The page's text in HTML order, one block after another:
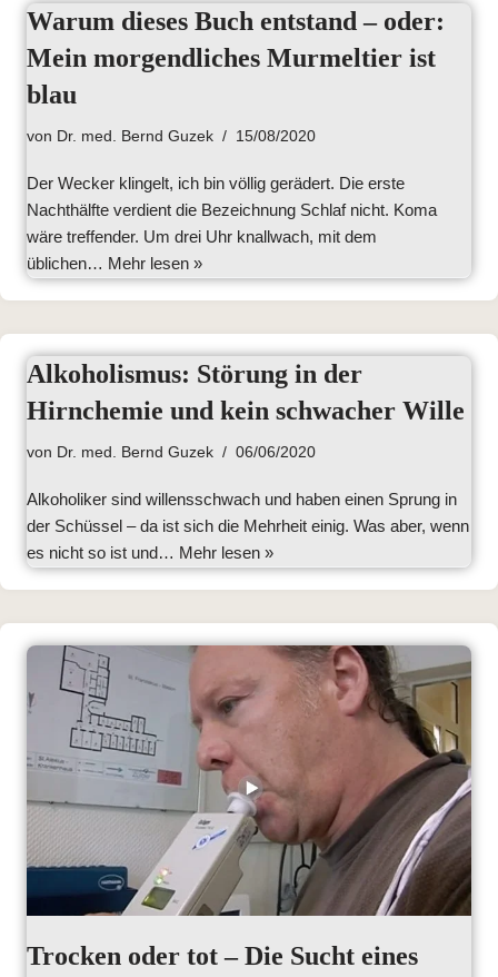
Warum dieses Buch entstand – oder:
Mein morgendliches Murmeltier ist
blau
von Dr. med. Bernd Guzek 15/08/2020
Der Wecker klingelt, ich bin völlig gerädert. Die erste
Nachthälfte verdient die Bezeichnung Schlaf nicht. Koma
wäre treffender. Um drei Uhr knallwach, mit dem
üblichen… Mehr lesen »
Alkoholismus: Störung in der
Hirnchemie und kein schwacher Wille
von Dr. med. Bernd Guzek 06/06/2020
Alkoholiker sind willensschwach und haben einen Sprung in
der Schüssel – da ist sich die Mehrheit einig. Was aber, wenn
es nicht so ist und… Mehr lesen »
Trocken oder tot – Die Sucht eines